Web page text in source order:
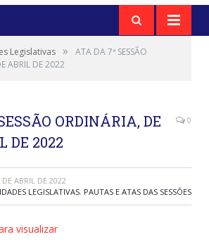
Legislativas »
ATA DA 7ª SESSÃO
ABRIL DE 2022
ORDINÁRIA, DE
DE 2022
0
DE ABRIL DE 2022
LEGISLATIVAS, PAUTAS E ATAS DAS SESSÕES
visualizar